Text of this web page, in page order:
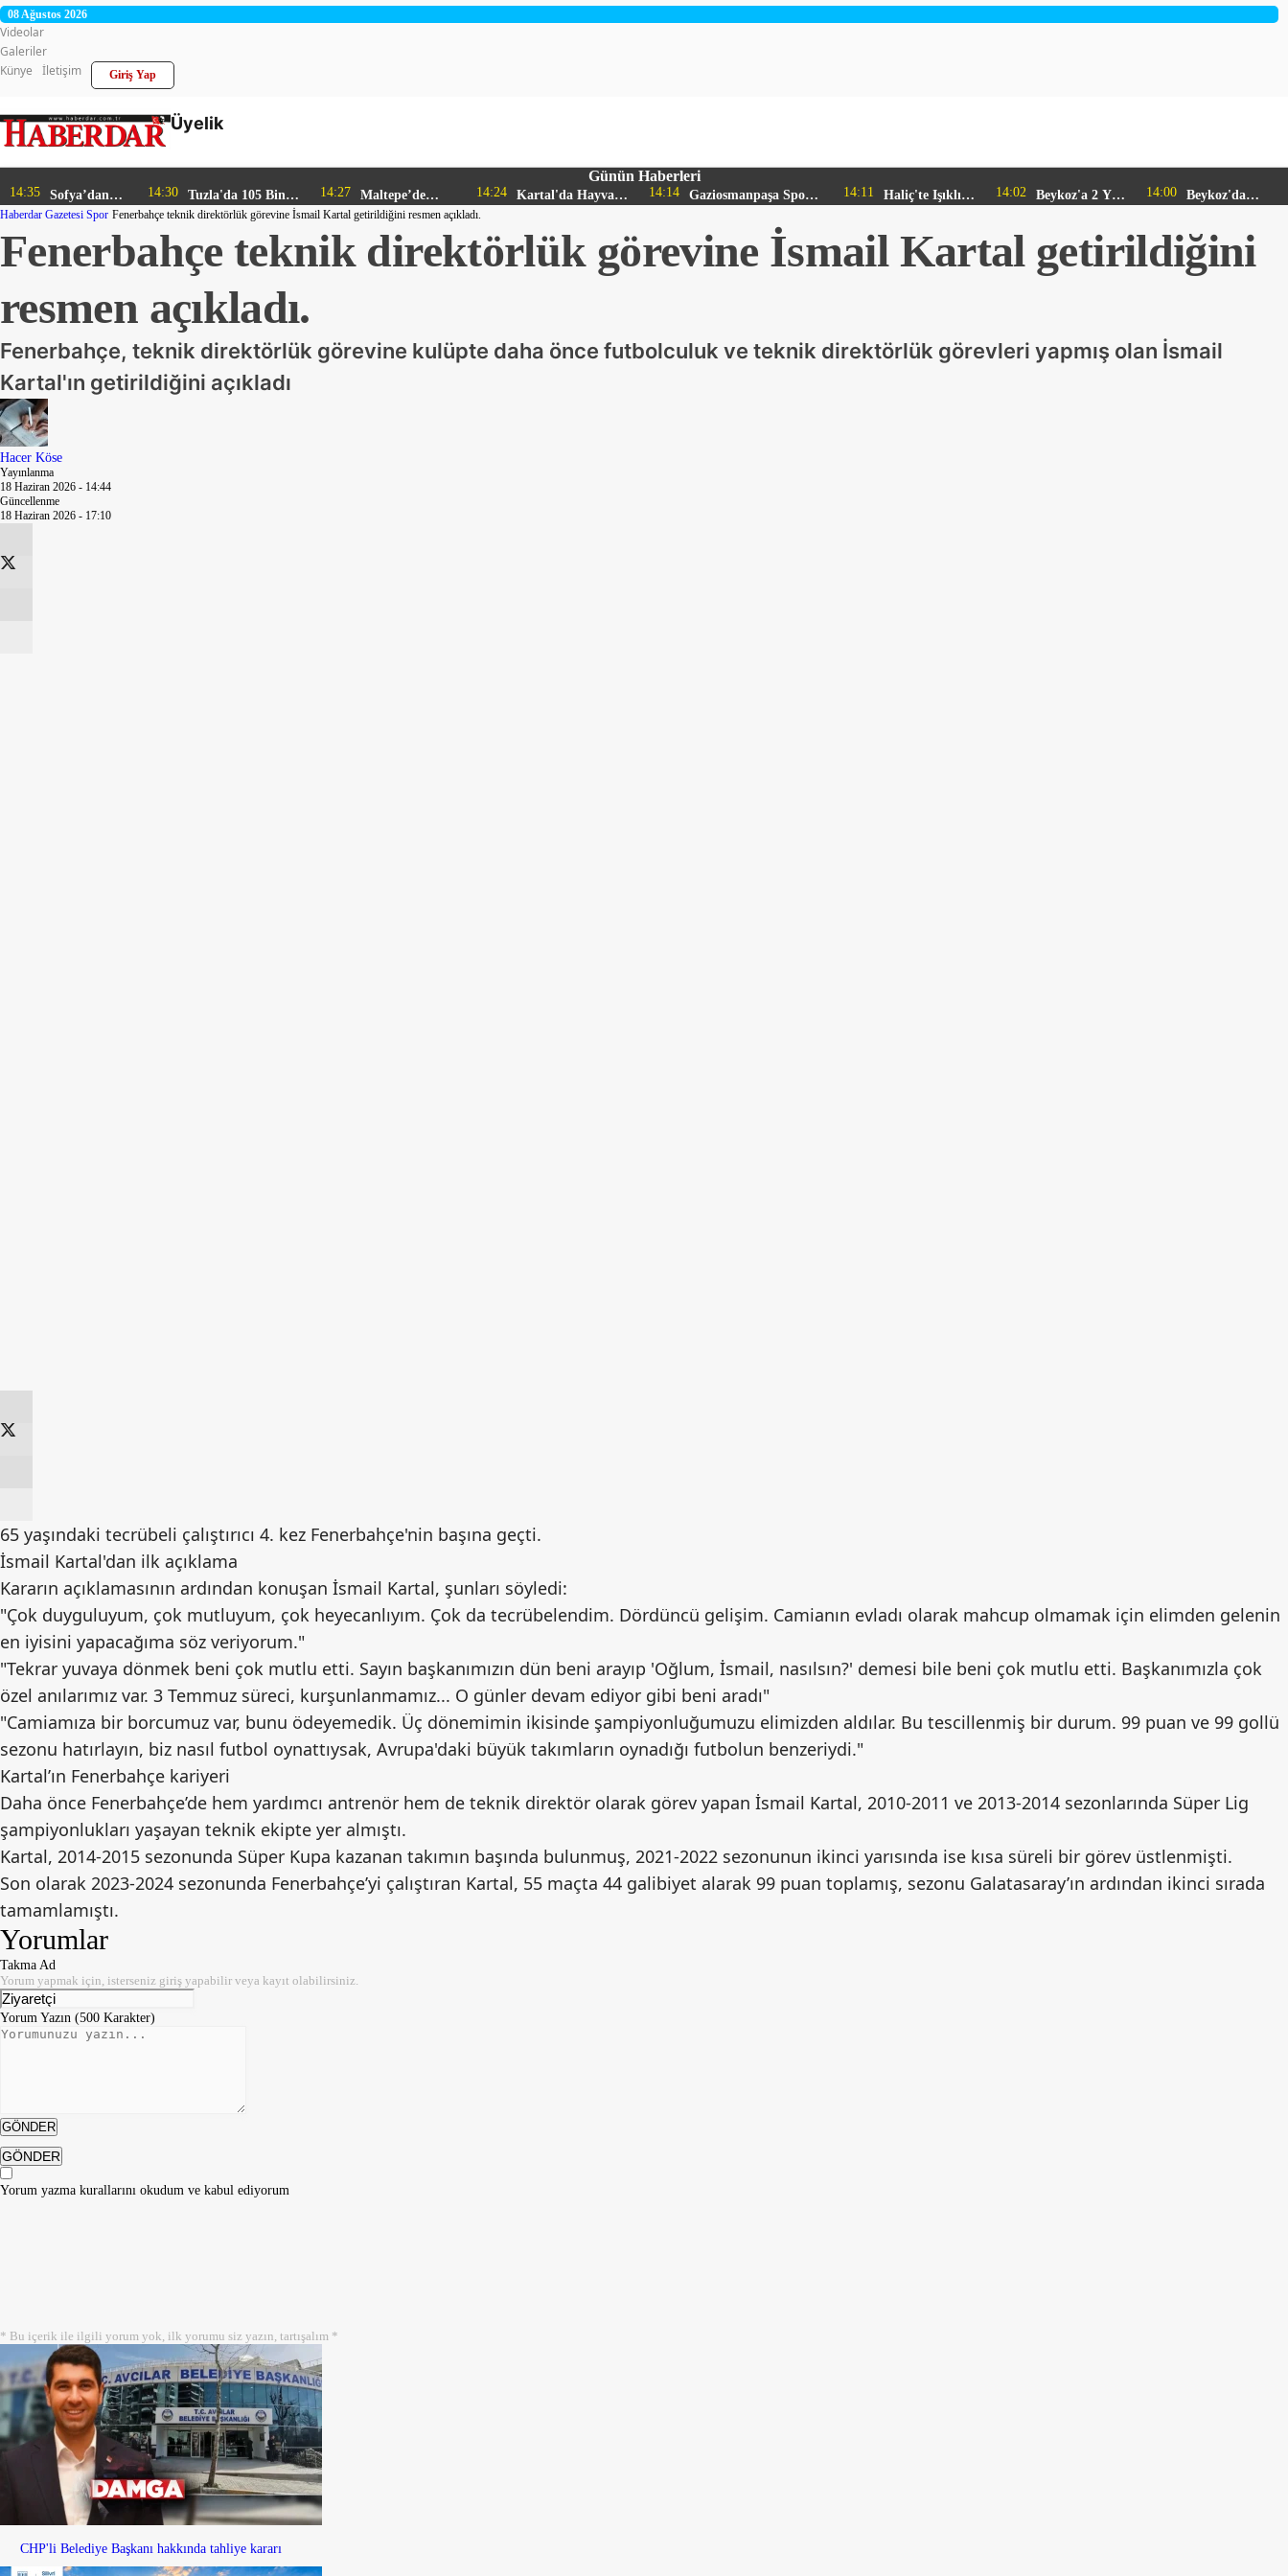
08 Ağustos 2026
Videolar
Galeriler
Künye
İletişim Giriş Yap
Üyelik
Günün Haberleri
14:35
Sofya’dan
İstanbul’a
Köprüsü
14:30
Tuzla'da 105 Bin
Litre Bitkisel Atık
14:27
Maltepe’de
Zincir
Marketlere Sıkı
Denetim
14:24
Kartal'da Hayvan
Çalışmaları Başladı
14:14
Gaziosmanpaşa Spor
Gururlandıran Başarı
14:11
Haliç'te Işıklı
İlgi Görüyor
14:02
Beykoz'a 2 Yeni
Müjdesi
14:00
Beykoz'da
Makineleri
Yaygınlaşıyor
Haberdar Gazetesi Spor Fenerbahçe teknik direktörlük görevine İsmail Kartal getirildiğini resmen açıkladı.
Fenerbahçe teknik direktörlük görevine İsmail Kartal getirildiğini
resmen açıkladı.
Fenerbahçe, teknik direktörlük görevine kulüpte daha önce futbolculuk ve teknik direktörlük görevleri yapmış olan İsmail
Kartal'ın getirildiğini açıkladı
Hacer Köse
Yayınlanma
18 Haziran 2026 - 14:44
Güncellenme
18 Haziran 2026 - 17:10
65 yaşındaki tecrübeli çalıştırıcı 4. kez Fenerbahçe'nin başına geçti.
İsmail Kartal'dan ilk açıklama
Kararın açıklamasının ardından konuşan İsmail Kartal, şunları söyledi:
"Çok duyguluyum, çok mutluyum, çok heyecanlıyım. Çok da tecrübelendim. Dördüncü gelişim. Camianın evladı olarak mahcup olmamak için elimden gelenin
en iyisini yapacağıma söz veriyorum."
"Tekrar yuvaya dönmek beni çok mutlu etti. Sayın başkanımızın dün beni arayıp 'Oğlum, İsmail, nasılsın?' demesi bile beni çok mutlu etti. Başkanımızla çok
özel anılarımız var. 3 Temmuz süreci, kurşunlanmamız... O günler devam ediyor gibi beni aradı"
"Camiamıza bir borcumuz var, bunu ödeyemedik. Üç dönemimin ikisinde şampiyonluğumuzu elimizden aldılar. Bu tescillenmiş bir durum. 99 puan ve 99 gollü
sezonu hatırlayın, biz nasıl futbol oynattıysak, Avrupa'daki büyük takımların oynadığı futbolun benzeriydi."
Kartal’ın Fenerbahçe kariyeri
Daha önce Fenerbahçe’de hem yardımcı antrenör hem de teknik direktör olarak görev yapan İsmail Kartal, 2010-2011 ve 2013-2014 sezonlarında Süper Lig
şampiyonlukları yaşayan teknik ekipte yer almıştı.
Kartal, 2014-2015 sezonunda Süper Kupa kazanan takımın başında bulunmuş, 2021-2022 sezonunun ikinci yarısında ise kısa süreli bir görev üstlenmişti.
Son olarak 2023-2024 sezonunda Fenerbahçe’yi çalıştıran Kartal, 55 maçta 44 galibiyet alarak 99 puan toplamış, sezonu Galatasaray’ın ardından ikinci sırada
tamamlamıştı.
Yorumlar
Takma Ad
Yorum yapmak için, isterseniz giriş yapabilir veya kayıt olabilirsiniz.
Yorum Yazın (500 Karakter)
GÖNDER
GÖNDER
Yorum yazma kurallarını okudum ve kabul ediyorum
* Bu içerik ile ilgili yorum yok, ilk yorumu siz yazın, tartışalım *
CHP'li Belediye Başkanı hakkında tahliye kararı